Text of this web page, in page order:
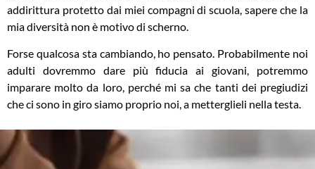
addirittura protetto dai miei compagni di scuola, sapere che la
mia diversità non è motivo di scherno.
Forse qualcosa sta cambiando, ho pensato. Probabilmente noi
adulti dovremmo dare più fiducia ai giovani, potremmo
imparare molto da loro, perché mi sa che tanti dei pregiudizi
che ci sono in giro siamo proprio noi, a metterglieli nella testa.